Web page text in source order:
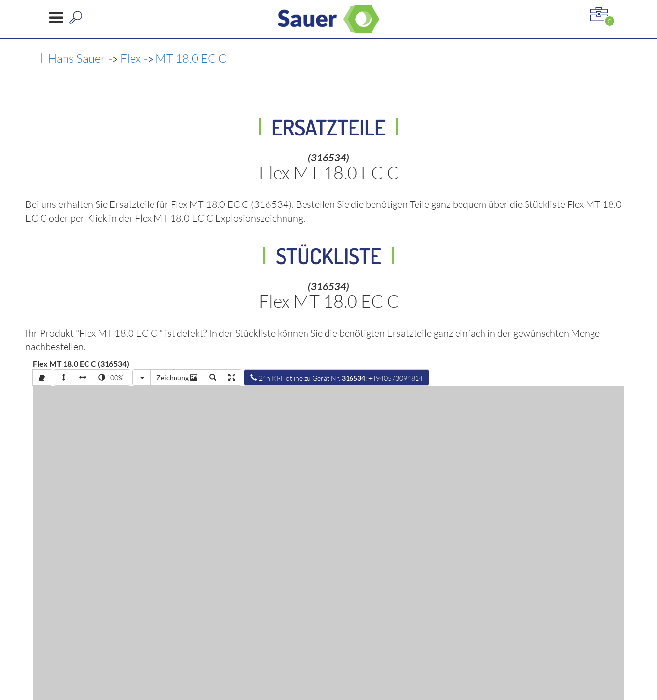
0
Hans Sauer -> Flex -> MT 18.0 EC C
ERSATZTEILE
(316534)
Flex MT 18.0 EC C
Bei uns erhalten Sie Ersatzteile für Flex MT 18.0 EC C (316534). Bestellen Sie die benötigen Teile ganz bequem über die Stückliste Flex MT 18.0
EC C oder per Klick in der Flex MT 18.0 EC C Explosionszeichnung.
STÜCKLISTE
(316534)
Flex MT 18.0 EC C
Ihr Produkt "Flex MT 18.0 EC C " ist defekt? In der Stückliste können Sie die benötigten Ersatzteile ganz einfach in der gewünschten Menge
nachbestellen.
Flex MT 18.0 EC C (316534)
100% Zeichnung 24h KI-Hotline zu Gerät Nr.316534: +4940573094814